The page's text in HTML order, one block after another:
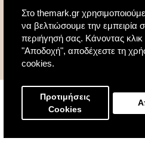
Στο themark.gr
να βελτιώσουμε την εμπειρία
περιήγησή σας. Κάνοντας κλικ
"Αποδοχή", αποδέχεστε τη
cookies.
Προτιμήσεις
Cookies
© 2020 All Rights